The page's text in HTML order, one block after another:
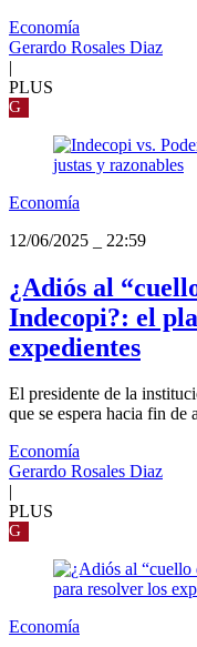
Economía
Gerardo Rosales Diaz
|
PLUS
G
Economía
12/06/2025
22:59
¿Adiós al
Indecopi?: el
expedientes
El presidente de la
que se espera hacia fin de
Economía
Gerardo Rosales Diaz
|
PLUS
G
Economía